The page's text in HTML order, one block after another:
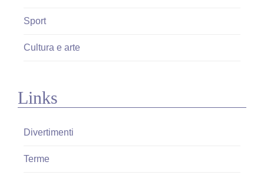
Sport
Cultura e arte
Links
Divertimenti
Terme